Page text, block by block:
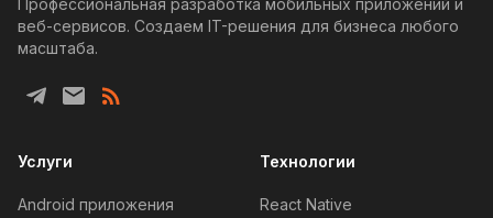
Профессиональная разработка мобильных приложений и
веб-сервисов. Создаем IT-решения для бизнеса любого
масштаба.
Услуги
Android приложения
Технологии
React Native